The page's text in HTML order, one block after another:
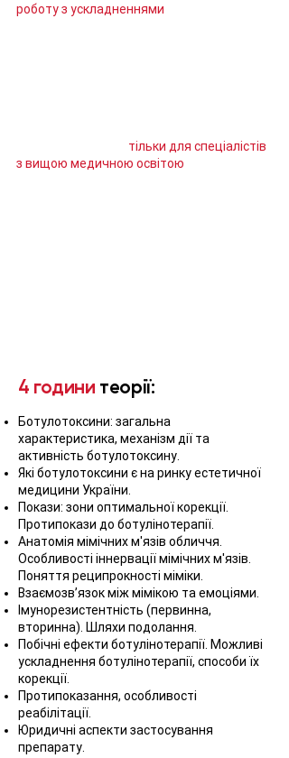
роботу з ускладненнями
тільки для спеціалістів
з вищою медичною освітою
4 години теорії:
Ботулотоксини: загальна
характеристика, механізм дії та
активність ботулотоксину.
Які ботулотоксини є на ринку естетичної
медицини України.
Покази: зони оптимальної корекції.
Протипокази до ботулінотерапії.
Анатомія мімічних м'язів обличчя.
Особливості іннервації мімічних м'язів.
Поняття реципрокності міміки.
Взаємозв’язок між мімікою та емоціями.
Імунорезистентність (первинна,
вторинна). Шляхи подолання.
Побічні ефекти ботулінотерапії. Можливі
ускладнення ботулінотерапії, способи їх
корекції.
Протипоказання, особливості
реабілітації.
Юридичні аспекти застосування
препарату.